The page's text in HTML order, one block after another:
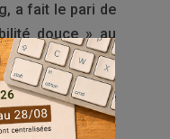
a fait le pari de
douce » au
qu’est-ce que
qu’ils soient